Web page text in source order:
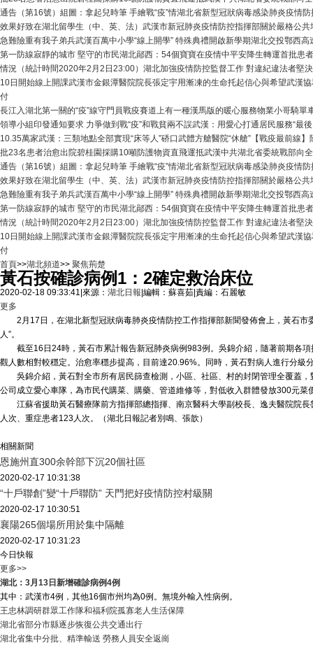
通告（第16號） 組圖：拿起兒時筆 手繪戰“疫”情湖北省新型冠狀病毒感染肺炎疫情
效果好致在湖北留學生（中、英、法） 武漢市新冠肺炎疫情防控指揮部關於嚴格公
急難險重有我子弟兵武漢百萬中小學“線上開學” 特殊典禮開啟新學期湖北交投鄂西高
第一防線寂靜的城市 堅守的市民湖北鄖西：54個寶寶在疫情中平安降生轉運首批患
情況（統計時間2020年2月2日23:00） 湖北加強疫情防控監督工作 對違紀違法者堅
10日開始線上開課武漢市金銀潭醫院院長張定宇用漸凍的生命托起信心與希望武漢
付
長江入湖北第一關的“疫”線守門員戰疫賽道上有一種漢馬版的暖心服務物業小哥騎單
領導小組印發通知要求 力爭做到戰“疫”和戰貧兩不誤武漢：用愛心打通居民服務“最
10.35萬家武漢：三類地點全部實現“床等人”硚口武體方艙醫院“休艙” 【戰疫最前線
批23名患者治愈出院碧桂園採購10噸防護物資直飛運抵武漢中共湖北省委統戰部向
通告（第16號） 組圖：拿起兒時筆 手繪戰“疫”情湖北省新型冠狀病毒感染肺炎疫情
效果好致在湖北留學生（中、英、法） 武漢市新冠肺炎疫情防控指揮部關於嚴格公
急難險重有我子弟兵武漢百萬中小學“線上開學” 特殊典禮開啟新學期湖北交投鄂西高
第一防線寂靜的城市 堅守的市民湖北鄖西：54個寶寶在疫情中平安降生轉運首批患
情況（統計時間2020年2月2日23:00） 湖北加強疫情防控監督工作 對違紀違法者堅
10日開始線上開課武漢市金銀潭醫院院長張定宇用漸凍的生命托起信心與希望武漢
付
首頁>>湖北頻道>> 聚焦荊楚
黃石按確診病例1：2確定救治床位
2020-02-18 09:33:41 來源： 湖北日報 編輯：蘇喜茹 責編：石麗敏
更多
2月17日，在湖北新型冠狀病毒肺炎疫情防控工作指揮部新聞發佈會上，黃石市
人”。
截至16日24時，黃石市累計報告新冠肺炎病例983例。吳錦介紹，隨著前期各項
觀人數相對較穩定。治愈率穩步提高，目前達20.96%。同時，黃石對病人進行分
吳錦介紹，黃石對全市所有居民篩查檢測，小區、社區、村的封閉管理全覆蓋，
公司成立愛心車隊，為市民代購菜、購藥、管道維修等，對低收入群體發放300元菜
江蘇省援助黃石醫療隊前方指揮部總指揮、南京醫科大學副校長、逸夫醫院院長
人次、重症患者123人次。（湖北日報記者別鳴、張歆）
相關新聞
恩施州直300余幹部下沉20個社區
2020-02-17 10:31:38
“十戶聯創”變“十戶聯防” 天門把好疫情防控村級關
2020-02-17 10:30:51
襄陽265個場所用於集中隔離
2020-02-17 10:31:23
今日快報
更多>>
湖北：3月13日新增確診病例4例
其中：武漢市4例，其他16個市州均為0例。無境外輸入性病例。
王忠林調研群眾工作隊和福利院孤寡老人生活保障
湖北省部分市縣逐步恢復公共交通出行
湖北省集中分批、精準輸送 勞務人員安全返崗